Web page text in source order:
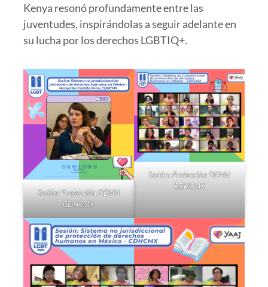
Kenya resonó profundamente entre las
juventudes, inspirándolas a seguir adelante en
su lucha por los derechos LGBTIQ+.
Sesión: Protección DDHH
CDHCMX
Sesión: Protección DDHH
CDHCMX